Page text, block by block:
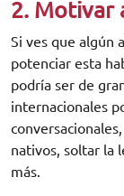
2. Motivar
Si ves que algún
potenciar esta
podría ser de
internacionales
nativos, soltar la
más.